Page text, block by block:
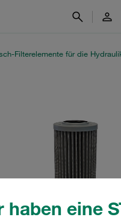
haben eine
Filterelemente für die